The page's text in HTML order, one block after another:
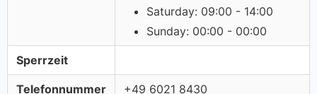
Saturday: 09:00 - 14:00
Sunday: 00:00 - 00:00
Sperrzeit
Telefonnummer +49 6021 8430